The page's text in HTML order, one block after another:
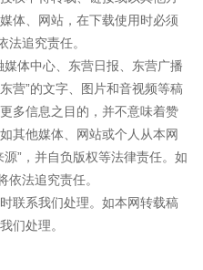
体、网站，在下载使用时必须
法追究责任。
体中心、东营日报、东营广播
营”的文字、图片和音视频等稿
多信息之目的，并不意味着赞
其他媒体、网站或个人从本网
”，并自负版权等法律责任。如
依法追究责任。
联系我们处理。如本网转载稿
们处理。